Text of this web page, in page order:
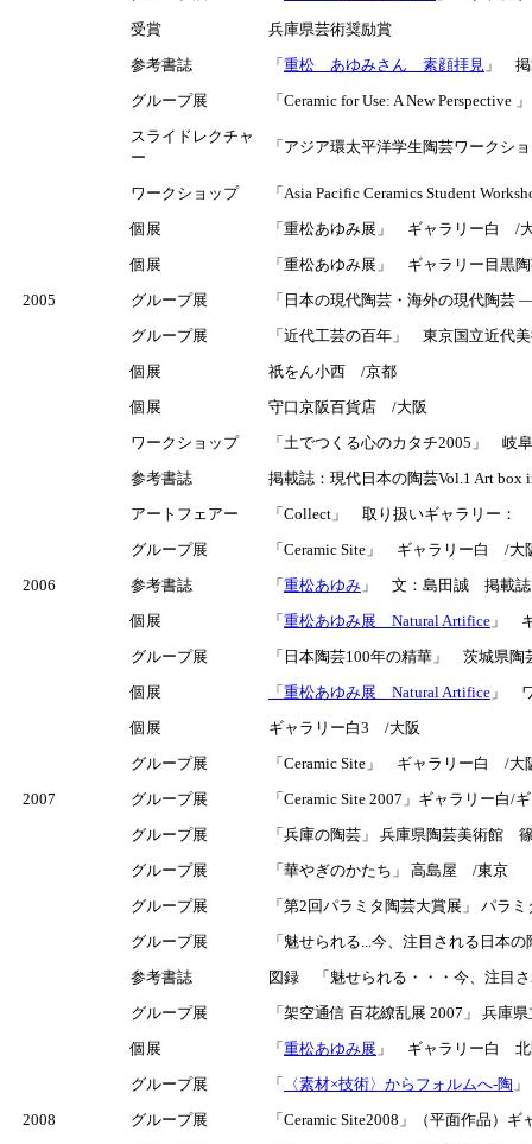
受賞
兵庫県芸術奨励賞
参考書誌
「 重松 あゆみさん 素顔拝見 」 掲
グループ展
「Ceramic for Use: A New
スライドレクチャ
ー
「アジア環太平洋学生陶芸ワーク
ワークショップ
「Asia Pacific Ceramics Student
個展
「重松あゆみ展」 ギャラリー白 /
個展
「重松あゆみ展」 ギャラリー目
2005
グループ展
「日本の現代陶芸・海外の現代陶
グループ展
「近代工芸の百年」 東京国立近代
個展
祇をん小西 /京都
個展
守口京阪百貨店 /大阪
ワークショップ
「土でつくる心のカタチ2005」 岐
参考書誌
掲載誌：現代日本の陶芸Vol.1 Art
アートフェアー
「Collect」 取り扱いギャラリー
グループ展
「Ceramic Site」 ギャラリー白 /大
2006
参考書誌 「 重松あゆみ 」 文：島田誠 掲載
個展
「 重松あゆみ展 Natural Artifice 」
グループ展
「日本陶芸100年の精華」 茨城県
個展
「重松あゆみ展 Natural Artifice 」
個展
ギャラリー白3 /大阪
グループ展
「Ceramic Site」 ギャラリー白 /大
2007
グループ展
「Ceramic Site 2007」ギャラリー白
グループ展
「兵庫の陶芸」 兵庫県陶芸美術館
グループ展
「華やぎのかたち」 高島屋 /東京
グループ展
「第2回パラミタ陶芸大賞展」 パ
グループ展
「魅せられる...今、注目される日
参考書誌
図録 「魅せられる・・・今、注目
グループ展
「架空通信 百花繚乱展 2007」 兵
個展
「 重松あゆみ展 」 ギャラリー白 北
グループ展
「 〈素材×技術〉からフォルムへ-陶
2008
グループ展
「Ceramic Site2008」（平面作品